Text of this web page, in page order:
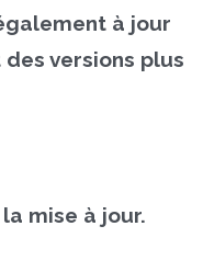
à jour
versions plus
mise à jour.